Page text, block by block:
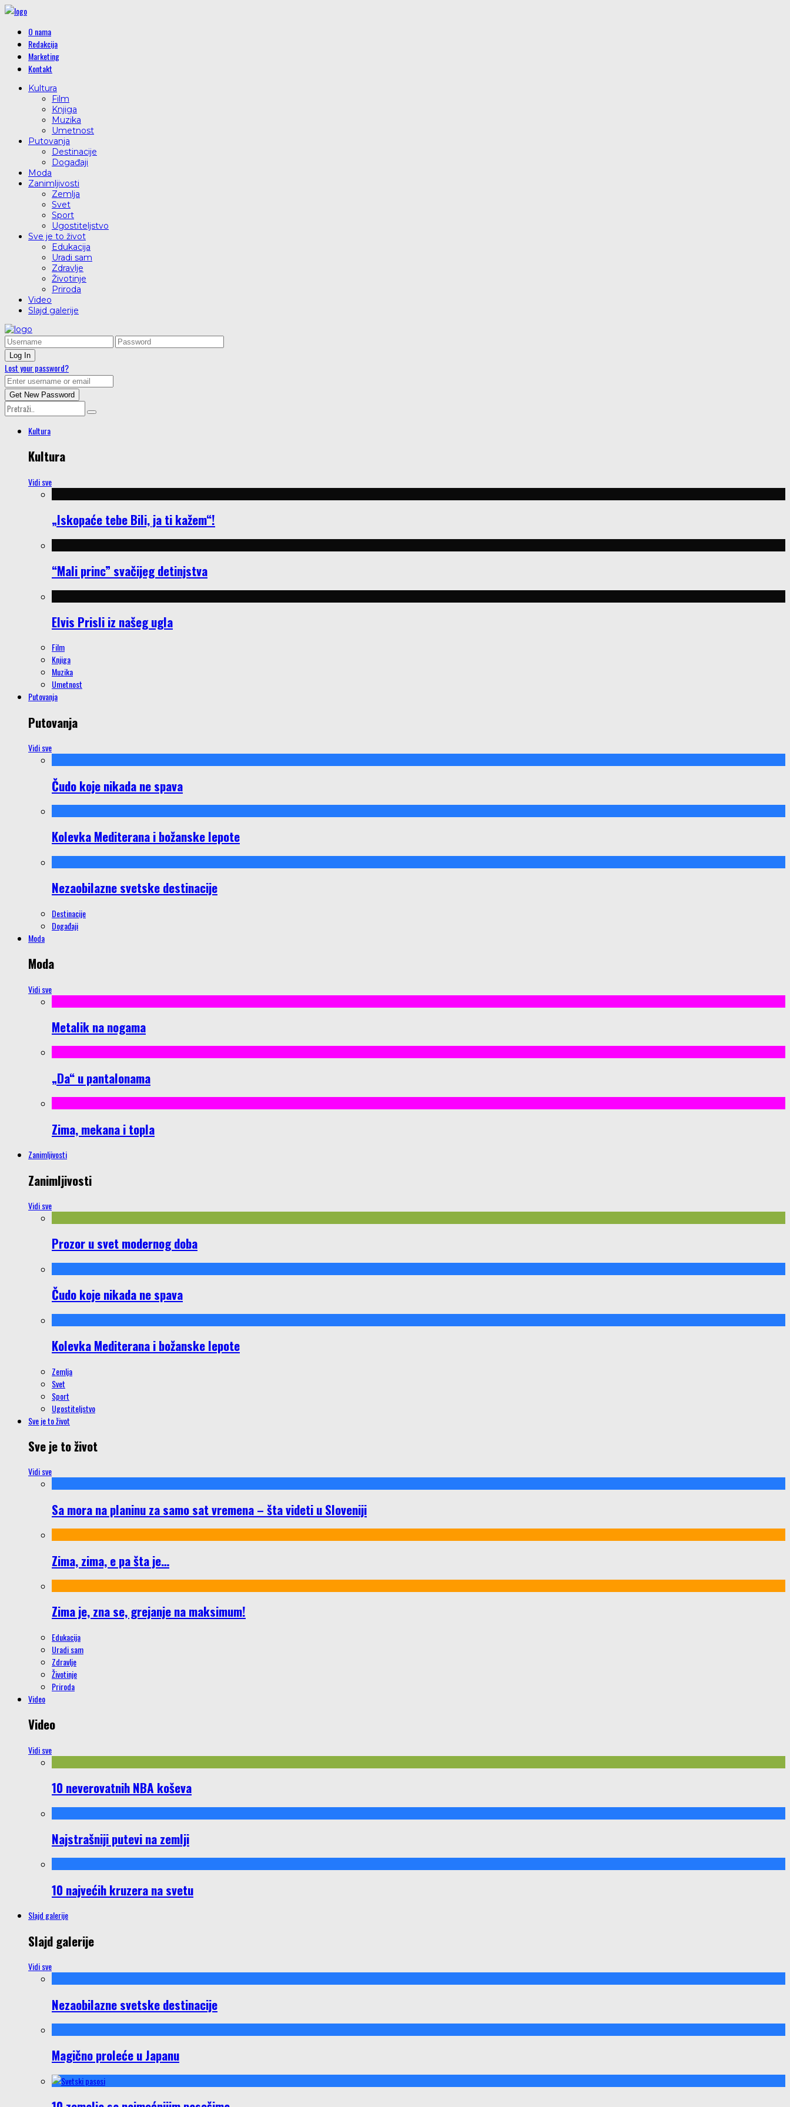
O nama
Redakcija
Marketing
Kontakt
Kultura
Film
Knjiga
Muzika
Umetnost
Putovanja
Destinacije
Događaji
Moda
Zanimljivosti
Zemlja
Svet
Sport
Ugostiteljstvo
Sve je to život
Edukacija
Uradi sam
Zdravlje
Životinje
Priroda
Video
Slajd galerije
Lost your password?
Kultura
Kultura
Vidi sve
„Iskopaće tebe Bili, ja ti kažem“!
“Mali princ” svačijeg detinjstva
Elvis Prisli iz našeg ugla
Film
Knjiga
Muzika
Umetnost
Putovanja
Putovanja
Vidi sve
Čudo koje nikada ne spava
Kolevka Mediterana i božanske lepote
Nezaobilazne svetske destinacije
Destinacije
Događaji
Moda
Moda
Vidi sve
Metalik na nogama
„Da“ u pantalonama
Zima, mekana i topla
Zanimljivosti
Zanimljivosti
Vidi sve
Prozor u svet modernog doba
Čudo koje nikada ne spava
Kolevka Mediterana i božanske lepote
Zemlja
Svet
Sport
Ugostiteljstvo
Sve je to život
Sve je to život
Vidi sve
Sa mora na planinu za samo sat vremena – šta videti u Sloveniji
Zima, zima, e pa šta je…
Zima je, zna se, grejanje na maksimum!
Edukacija
Uradi sam
Zdravlje
Životinje
Priroda
Video
Video
Vidi sve
10 neverovatnih NBA koševa
Najstrašniji putevi na zemlji
10 najvećih kruzera na svetu
Slajd galerije
Slajd galerije
Vidi sve
Nezaobilazne svetske destinacije
Magično proleće u Japanu